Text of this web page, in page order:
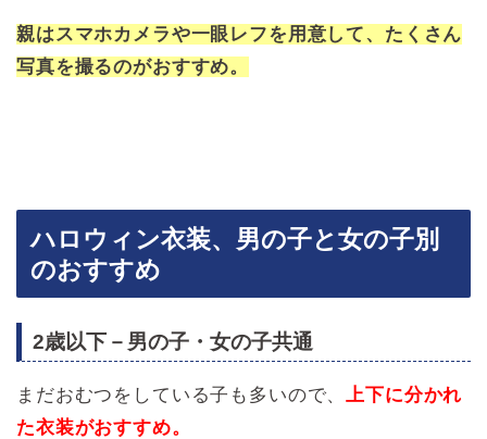
親はスマホカメラや一眼レフを用意して、たくさん
写真を撮るのがおすすめ。
ハロウィン衣装、男の子と女の子別
のおすすめ
2歳以下－男の子・女の子共通
まだおむつをしている子も多いので、
上下に分かれ
た衣装がおすすめ。